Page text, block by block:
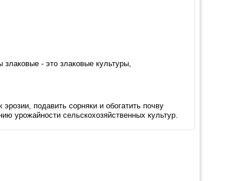
- это злаковые культуры,
подавить сорняки и обогатить почву
урожайности сельскохозяйственных культур.